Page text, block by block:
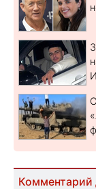
Комментарий